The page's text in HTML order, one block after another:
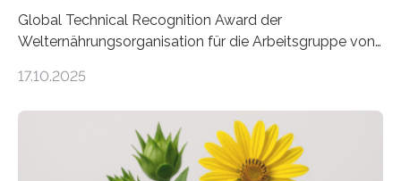
Global Technical Recognition Award der
Welternährungsorganisation für die Arbeitsgruppe von
Insektenbiotechnologie der JLU Insekten spielen eine
aber Krankheiten übertragen und der Landwirtschaft
und dem Gartenbau erhebliche Schäden zufügen. Es ist
daher entscheidend, Schadinsekten effektiv zu
17.10.2025